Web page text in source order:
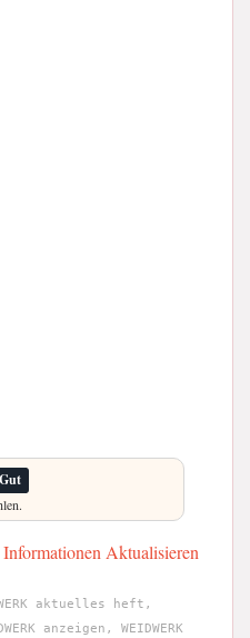
Gut
Informationen Aktualisieren
aktuelles heft,
anzeigen, WEIDWERK